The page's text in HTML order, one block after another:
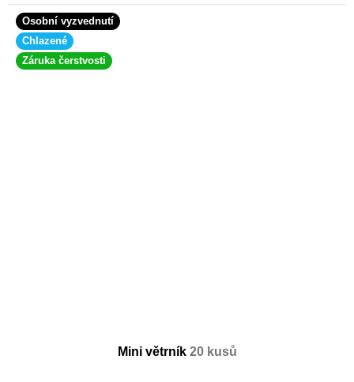
Osobní vyzvednutí
Chlazené
Záruka čerstvosti
Mini větrník 20 kusů